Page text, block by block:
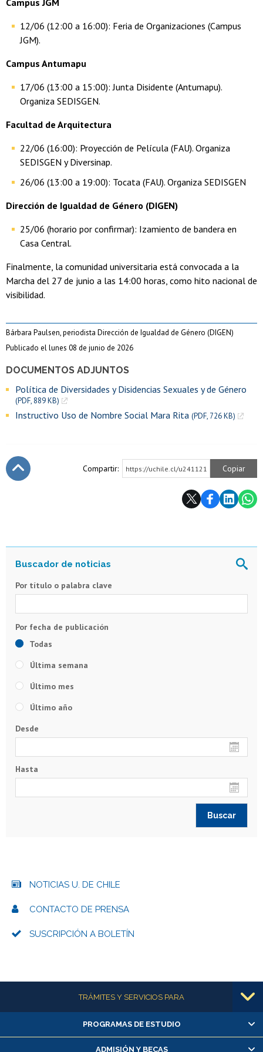
DOCUMENTOS ADJUNTOS
Política de Diversidades y Disidencias Sexuales y de Género
(PDF, 889 KB)
Instructivo Uso de Nombre Social Mara Rita (PDF, 726 KB)
12/06 (12:00 a 16:00): Feria de Organizaciones (Campus
JGM).
Campus Antumapu
17/06 (13:00 a 15:00): Junta Disidente (Antumapu).
Organiza SEDISGEN.
Facultad de Arquitectura
22/06 (16:00): Proyección de Película (FAU). Organiza
SEDISGEN y Diversinap.
26/06 (13:00 a 19:00): Tocata (FAU). Organiza SEDISGEN
Dirección de Igualdad de Género (DIGEN)
25/06 (horario por confirmar): Izamiento de bandera en
Casa Central.
Finalmente, la comunidad universitaria está convocada a la
Marcha del 27 de junio a las 14:00 horas, como hito nacional de
visibilidad.
Bárbara Paulsen, periodista Dirección de Igualdad de Género (DIGEN)
Publicado el lunes 08 de junio de 2026
Compartir: https://uchile.cl/u241121 Copiar
Por título o palabra clave
Todas
Última semana
Último mes
Último año
Desde
Hasta
NOTICIAS U. DE CHILE
CONTACTO DE PRENSA
SUSCRIPCIÓN A BOLETÍN
Más informaciónTRÁMITES Y SERVICIOS PARA
Alumnas/os y exalumnas/os
Matrícula en línea
PROGRAMAS DE ESTUDIO
ADMISIÓN Y BECAS